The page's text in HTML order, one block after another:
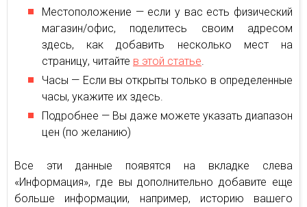
Местоположение — если у вас есть физический
магазин/офис, поделитесь своим адресом
здесь, как добавить несколько мест на
страницу, читайте в этой статье.
Часы — Если вы открыты только в определенные
часы, укажите их здесь.
Подробнее — Вы даже можете указать диапазон
цен (по желанию)
Все эти данные появятся на вкладке слева
«Информация», где вы дополнительно добавите еще
больше информации, например, историю вашего